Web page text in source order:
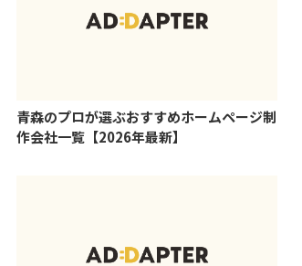
青森のプロが選ぶおすすめホームページ制
作会社一覧【2026年最新】